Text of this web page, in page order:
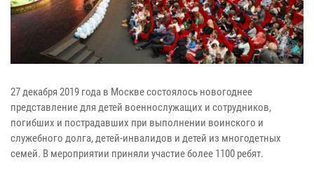
27 декабря 2019 года в Москве состоялось новогоднее
представление для детей военнослужащих и сотрудников,
погибших и пострадавших при выполнении воинского и
служебного долга, детей-инвалидов и детей из многодетных
семей. В мероприятии приняли участие более 1100 ребят.